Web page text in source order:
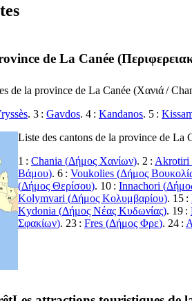
de La Canée (
de la province de La Canée (Χανιά/
. 3 : Gavdos. 4 : Kandanos. 5 :
Liste des cantons de la province de La
1 : Chania (Δήμος Χανίων). 2 : Akrotiri
Βάμου). 6 : Voukolies (Δήμος
(Δήμος Θερίσου). 10 : Innachori (
Kolymvari (Δήμος Κολυμβαρίου). 15 :
Kydonia (Δήμος Νέας Κυδωνίας). 19 :
Σφακίων). 23 : Fres (Δήμος Φρε). 24 :